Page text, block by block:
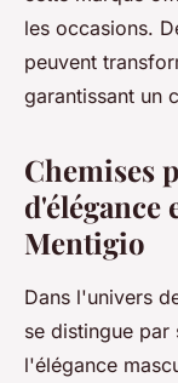
les occasions.
peuvent
garantissant un
Chemises
d'élégance
Mentigio
Dans l'univers
se distingue par
l'élégance